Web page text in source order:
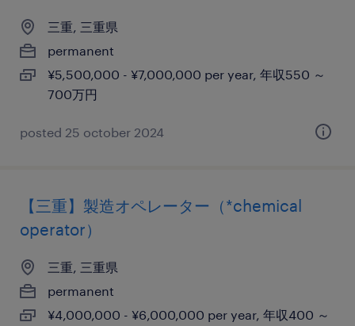
三重, 三重県
permanent
¥5,500,000 - ¥7,000,000 per year, 年収550 ～
700万円
posted 25 october 2024
【三重】製造オペレーター（*chemical
operator）
三重, 三重県
permanent
¥4,000,000 - ¥6,000,000 per year, 年収400 ～